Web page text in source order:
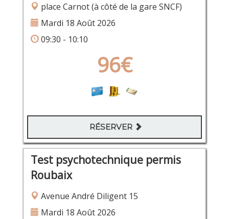
place Carnot (à côté de la gare SNCF)
Mardi 18 Août 2026
09:30 - 10:10
96€
RÉSERVER
Test psychotechnique permis
Roubaix
Avenue André Diligent 15
Mardi 18 Août 2026